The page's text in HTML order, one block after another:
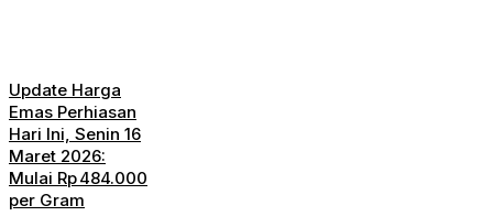
Update Harga
Emas Perhiasan
Hari Ini, Senin 16
Maret 2026:
Mulai Rp 484.000
per Gram